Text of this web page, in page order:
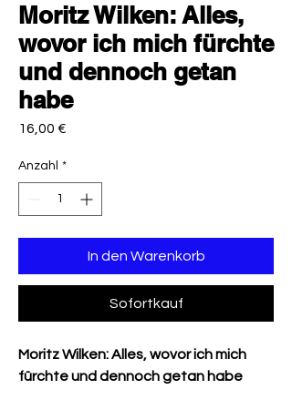
Moritz Wilken: Alles,
wovor ich mich fürchte
und dennoch getan
habe
16,00 €
Anzahl *
In den Warenkorb
Sofortkauf
Moritz Wilken: Alles, wovor ich mich
fürchte und dennoch getan habe